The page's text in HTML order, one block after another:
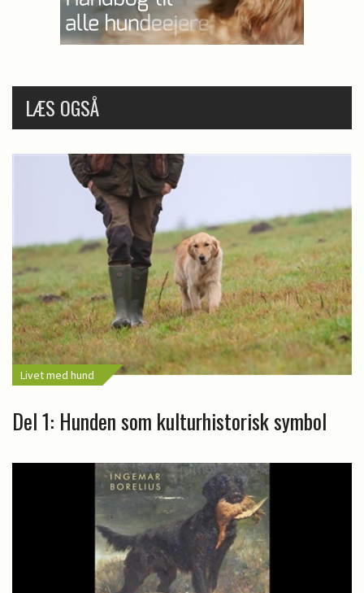
LÆS OGSÅ
Livet med hund
Del 1: Hunden som kulturhistorisk symbol